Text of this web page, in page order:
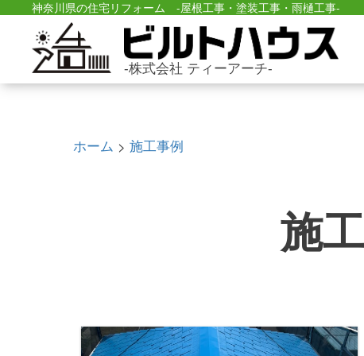
神奈川県の住宅リフォーム -屋根工事・塗装工事・雨樋工事-
-株式会社 ティーアーチ-
ホーム > 施工事例
施